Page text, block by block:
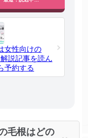
女性向けの
説記事を読ん
予約する
毛根はどの